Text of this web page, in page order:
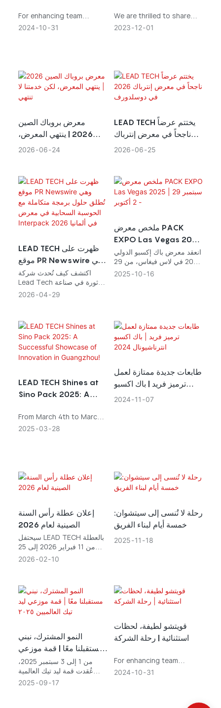
)
. We wil
r
mal business hours on
February
7
Friday
)
For enhancing team
cohesion and improving
chose Guizhou as our
destination not only
because of its rich history
and profound cultural
delicious food and
entertainment activities for
us fully relax.
2024 10 31
beautiful place of
Zhuhai at the end of
We are thrilled to share
with you the exciting and
of Zhuhai at the end of
October. Despite the hot
weather, our entire team
was brimming with
anticipation for this long-
awaited event.
2023 12 01
معرض بروباك الصين
2026 | ينتهي المعرض،
لكن خدمتنا لا تنتهي
2026 06 24
LEAD TECH يختتم عرضاً
ناجحاً في معرض إنترباك
2026 06 25
LEAD TECH ظهرت على
موقع PR Newswire وهي
تُطلق حلول برمجة متكاملة
مع الحوسبة السحابية في
معرض Interpack 2026
اكتشف كيف تُحدث شركة
Lead Tech ثورة في صناعة
التغليف من خلال حلول الترميز
معرض Interpack 2026 في
ألمانيا. وقد نُشرت هذه التقنية
المبتكرة على موقع PR
Newswire، حيث تُعزز الكفاءة
وإمكانية التتبع في عمليات
وتأثيرها على مستقبل حلول
الترميز.
2026 04 29
ملخص معرض PACK
EXPO Las Vegas 2025
| 29 سبتمبر - 2 أكتوبر
انعقد معرض باك إكسبو الدولي
2025 في لاس فيغاس، من 29
سبتمبر إلى 2 أكتوبر 2025.2025 10 16
LEAD TECH Shines at
Sino Pack 2025: A
of Innovation in
Guangzhou!
From March 4th to March
6th, 2025, LEAD TECH
manufacturer in the coding
and marking industry, LEAD
TECH was excited to
innovations and connect
with industry
professionals and
partners from around the
world.
2025 03 28
طابعات جديدة ممتازة لعمل
ترميز فريد | باك اكسبو
انترناشيونال 2024 2024 11 07
إعلان عطلة رأس السنة
الصينية لعام 2026
سيحتفل LEAD TECH بالعطلة
من 11 فبراير 2026 إلى 25
فبراير 2026. وستستأنف
2026 02 10
رحلة لا تُنسى إلى سيتشوان:
خمسة أيام لبناء الفريق
2025 11 18
النمو المشترك، نبني
مستقبلنا معًا | قمة موزعي
ليد تيك العالميين ٢٠٢٥
من 1 إلى 3 سبتمبر 2025،
عُقدت قمة ليد تيك العالمية
للموزعين 2025 تحت شعار
2025 09 17
قويتشو لطيفة، لحظات
استثنائية | رحلة الشركة
For enhancing team
cohesion and improving
2024 10 31